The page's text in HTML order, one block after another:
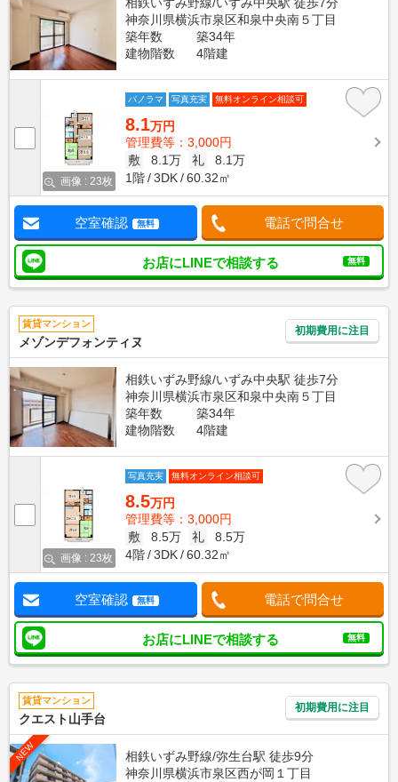
神奈川県横浜市泉区和泉中央南５丁目
築年数
築34年
建物階数
4階建
画像 : 23枚
パノラマ 写真充実 無料オンライン相談可
8.1万円
管理費等：3,000円
敷
8.1万 礼
8.1万
1階
3DK 60.32㎡
空室確認 無料 電話で問合せ
お店にLINEで相談する 無料
賃貸マンション
メゾンデフォンティヌ
初期費用に注目
相鉄いずみ野線/いずみ中央駅 徒歩7分
神奈川県横浜市泉区和泉中央南５丁目
築年数
築34年
建物階数
4階建
画像 : 23枚
写真充実 無料オンライン相談可
8.5万円
管理費等：3,000円
敷
8.5万 礼
8.5万
4階
3DK 60.32㎡
空室確認 無料 電話で問合せ
お店にLINEで相談する 無料
賃貸マンション
クエスト山手台
初期費用に注目
NEW
相鉄いずみ野線/弥生台駅 徒歩9分
神奈川県横浜市泉区西が岡１丁目